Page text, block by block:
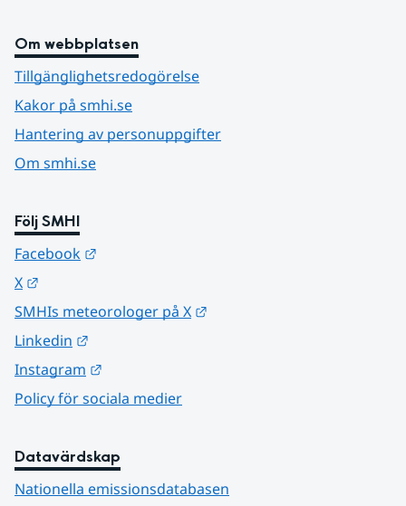
Om webbplatsen
Tillgänglighetsredogörelse
Kakor på smhi.se
Hantering av personuppgifter
Om smhi.se
Följ SMHI
Facebook
X
SMHIs meteorologer på X
Linkedin
Instagram
Policy för sociala medier
Datavärdskap
Nationella emissionsdatabasen